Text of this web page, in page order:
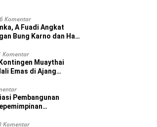
6 Komentar
A Fuadi Angkat
Bung Karno dan Haji
Komentar
Muaythai
Emas di Ajang
Pembangunan
Komentar